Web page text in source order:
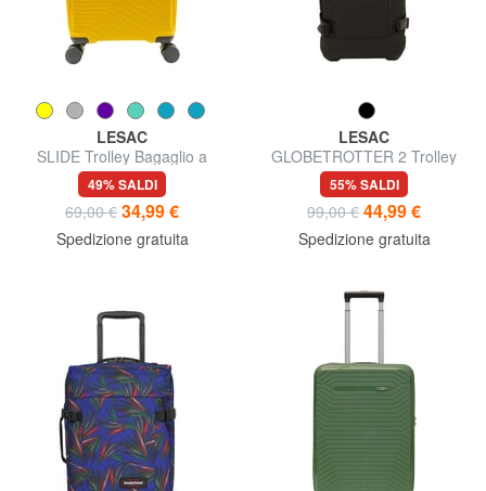
LESAC
SLIDE Trolley Bagaglio a
Mano
49% SALDI
69,00 € 34,99 €
Spedizione gratuita
LESAC
GLOBETROTTER 2 Trolley
bagaglio a mano
55% SALDI
99,00 € 44,99 €
Spedizione gratuita